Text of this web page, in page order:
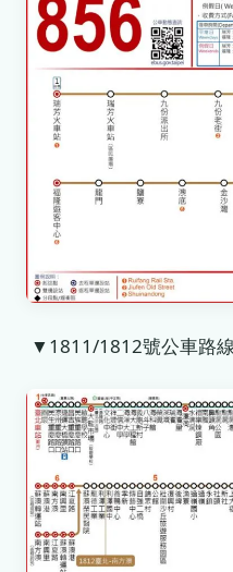
▼1811/1812號公車路線